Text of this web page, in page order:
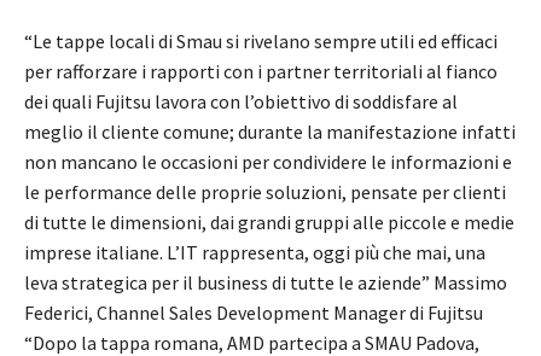
“Le tappe locali di Smau si rivelano sempre utili ed efficaci
per rafforzare i rapporti con i partner territoriali al fianco
dei quali Fujitsu lavora con l’obiettivo di soddisfare al
meglio il cliente comune; durante la manifestazione infatti
non mancano le occasioni per condividere le informazioni e
le performance delle proprie soluzioni, pensate per clienti
di tutte le dimensioni, dai grandi gruppi alle piccole e medie
imprese italiane. L’IT rappresenta, oggi più che mai, una
leva strategica per il business di tutte le aziende” Massimo
Federici, Channel Sales Development Manager di Fujitsu
“Dopo la tappa romana, AMD partecipa a SMAU Padova,